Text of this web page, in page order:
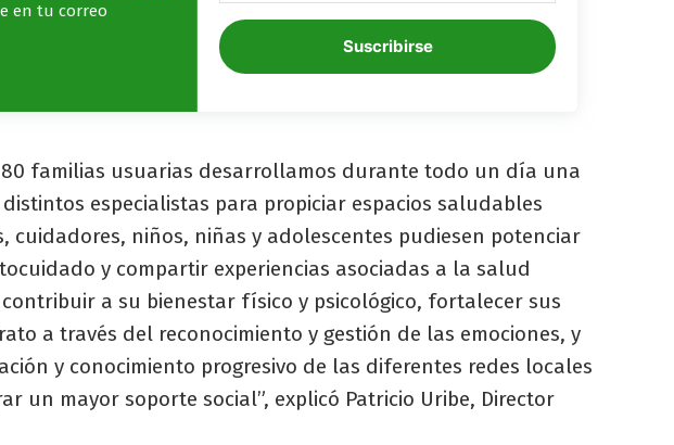
en tu correo
Suscribirse
80 familias usuarias desarrollamos durante todo un día una
especialistas para propiciar espacios saludables
cuidadores, niños, niñas y adolescentes pudiesen potenciar
y compartir experiencias asociadas a la salud
a su bienestar físico y psicológico, fortalecer sus
a través del reconocimiento y gestión de las emociones, y
y conocimiento progresivo de las diferentes redes locales
un mayor soporte social”, explicó Patricio Uribe, Director